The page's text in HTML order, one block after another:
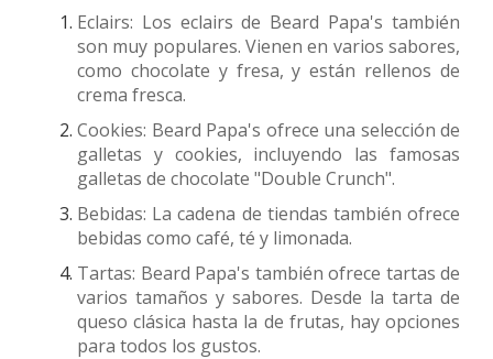
Eclairs: Los eclairs de Beard Papa's también
son muy populares. Vienen en varios sabores,
como chocolate y fresa, y están rellenos de
crema fresca.
Cookies: Beard Papa's ofrece una selección de
galletas y cookies, incluyendo las famosas
galletas de chocolate "Double Crunch".
Bebidas: La cadena de tiendas también ofrece
bebidas como café, té y limonada.
Tartas: Beard Papa's también ofrece tartas de
varios tamaños y sabores. Desde la tarta de
queso clásica hasta la de frutas, hay opciones
para todos los gustos.